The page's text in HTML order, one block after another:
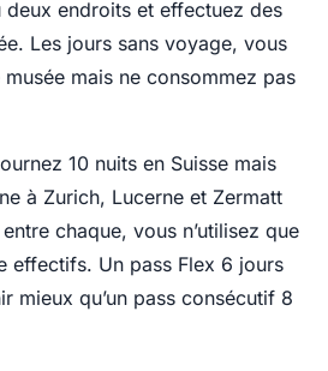
deux endroits et effectuez des
Les jours sans voyage, vous
musée mais ne consommez pas
10 nuits en Suisse mais
à Zurich, Lucerne et Zermatt
chaque, vous n’utilisez que
effectifs. Un pass Flex 6 jours
mieux qu’un pass consécutif 8